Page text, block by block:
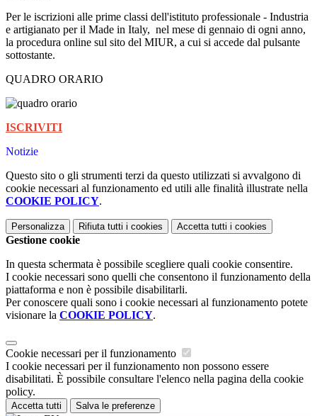
Per le iscrizioni alle prime classi dell'istituto professionale - Industria
e artigianato per il Made in Italy, nel mese di gennaio di ogni anno,
la procedura online sul sito del MIUR, a cui si accede dal pulsante
sottostante.
QUADRO ORARIO
ISCRIVITI
Notizie
Questo sito o gli strumenti terzi da questo utilizzati si avvalgono di
cookie necessari al funzionamento ed utili alle finalità illustrate nella
COOKIE POLICY.
Personalizza Rifiuta tutti i cookies Accetta tutti i cookies
Gestione cookie
In questa schermata è possibile scegliere quali cookie consentire.
I cookie necessari sono quelli che consentono il funzionamento della
piattaforma e non è possibile disabilitarli.
Per conoscere quali sono i cookie necessari al funzionamento potete
visionare la COOKIE POLICY.
Cookie necessari per il funzionamento
I cookie necessari per il funzionamento non possono essere
disabilitati. È possibile consultare l'elenco nella pagina della cookie
policy.
Accetta tutti Salva le preferenze